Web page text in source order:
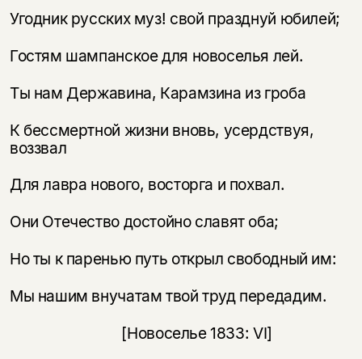
Угодник русских муз! свой празднуй юбилей;
Гостям шампанское для новоселья лей.
Ты нам Державина, Карамзина из гроба
К бессмертной жизни вновь, усердствуя,
воззвал
Для лавра нового, восторга и похвал.
Они Отечество достойно славят оба;
Но ты к паренью путь открыл свободный им:
Мы нашим внучатам твой труд передадим.
[Новоселье 1833: VI]